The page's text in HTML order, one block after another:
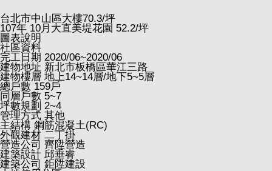
台北市中山區大樓70.3/坪
107年 10月大直美堤花園 52.2/坪
圖表說明
社區資料
完工日期 2020/06~2020/06
建物地址 新北市板橋區華江三路
建物樓層 地上14~14層/地下5~5層
總戶數 159戶
同層戶數 5~7
坪數規劃 2~4
管理方式 其他
主結構 鋼筋混凝土(RC)
外觀建材 二丁掛
營造公司 齊陞營造
建築設計 邱垂睿
建築公司 鉅陞建設